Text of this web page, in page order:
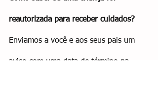
reautorizada para receber cuidados?
Enviamos a você e aos seus pais um
aviso com uma data de término na